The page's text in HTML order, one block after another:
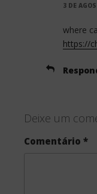
3 DE
where
https://
Deixe um
Comentário *